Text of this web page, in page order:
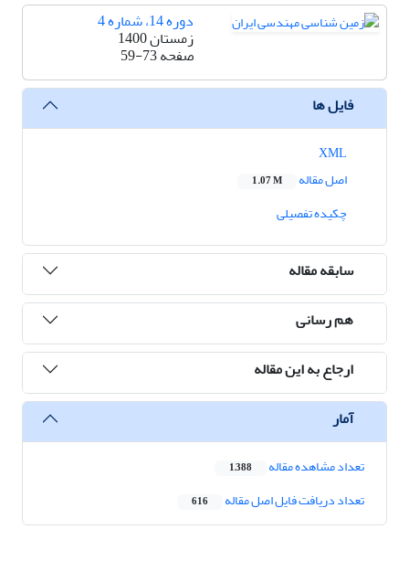
دوره 14، شماره 4
زمستان 1400
صفحه59-73
فایل ها
اصل مقاله
1.07 M
چکیده تفصیلی
سابقه مقاله
هم رسانی
ارجاع به این مقاله
آمار
تعداد مشاهده مقاله 1,388
تعداد دریافت فایل اصل مقاله 616